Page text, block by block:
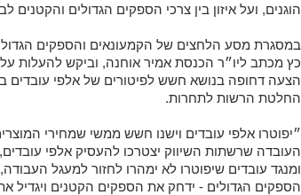
הוגנים, ועל איזון בין צרכי הספקים הגדולים והקטנים
במסגרת מסע הלחצים של הקמעונאים והספקים
כץ מכתב ליו״ר הכנסת אמיר אוחנה, וביקש להעלות
הצעה דחופה בנושא חשש לפיטורים של אלפי עובדים
החלטת הרשות לתחרות.
״יפוטרו אלפי עובדים וישנו חשש ממשי שמחירי
העובדה שרשתות השיווק יצטרכו להעסיק אלפי
ומנגד עובדים שיפוטרו לא ימהרו לחזור למעגל
הספקים הגדולים - ידחק את הספקים הקטנים ויגדיל